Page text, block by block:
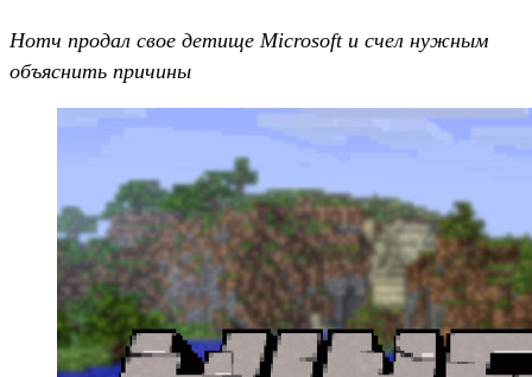
Нотч продал свое детище Microsoft и счел нужным
объяснить причины